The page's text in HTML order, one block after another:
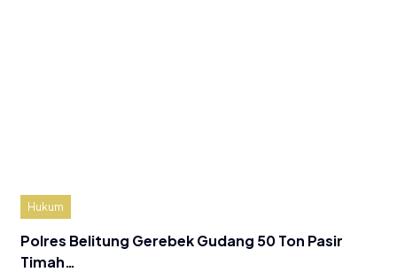
Hukum
Polres Belitung Gerebek Gudang 50 Ton Pasir
Timah…